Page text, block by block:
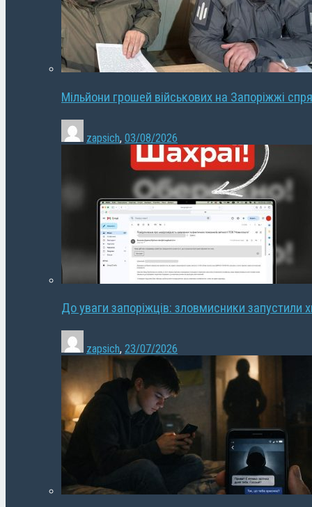
Мільйони грошей військових на Запоріжжі
zapsich, 03/08/2026
До уваги запоріжців: зловмисники запустили
zapsich, 23/07/2026